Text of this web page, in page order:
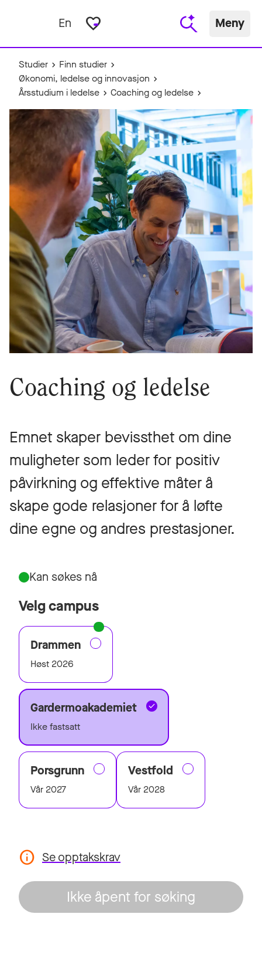
En favorite_border Meny
Studier
Finn studier
Økonomi, ledelse og innovasjon
Årsstudium i ledelse
Coaching og ledelse
Coaching og ledelse
Emnet skaper bevissthet om dine
muligheter som leder for positiv
påvirkning og effektive måter å
skape gode relasjoner for å løfte
dine egne og andres prestasjoner.
Velg campus
Kan søkes nå
Drammen
Høst 2026
Gardermoakademiet
Ikke fastsatt
Porsgrunn
Vår 2027
Vestfold
Vår 2028
Se opptakskrav
Ikke åpent for søking